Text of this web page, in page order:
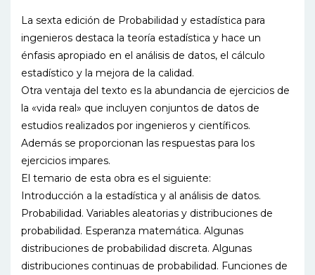
La sexta edición de Probabilidad y estadística para
ingenieros destaca la teoría estadística y hace un
énfasis apropiado en el análisis de datos, el cálculo
estadístico y la mejora de la calidad.
Otra ventaja del texto es la abundancia de ejercicios de
la «vida real» que incluyen conjuntos de datos de
estudios realizados por ingenieros y científicos.
Además se proporcionan las respuestas para los
ejercicios impares.
El temario de esta obra es el siguiente:
Introducción a la estadística y al análisis de datos.
Probabilidad. Variables aleatorias y distribuciones de
probabilidad. Esperanza matemática. Algunas
distribuciones de probabilidad discreta. Algunas
distribuciones continuas de probabilidad. Funciones de